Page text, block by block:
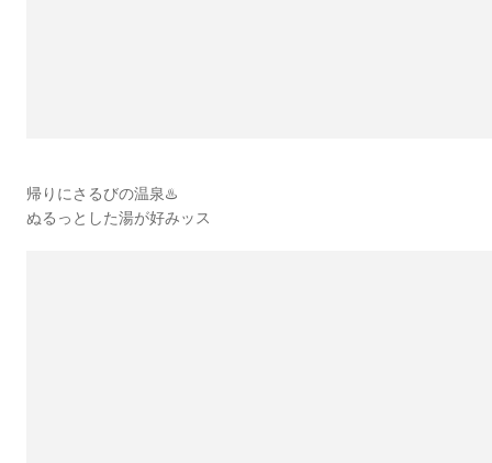
帰りにさるびの温泉♨️
ぬるっとした湯が好みッス